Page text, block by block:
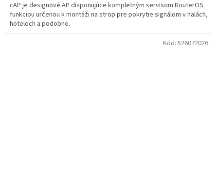
cAP je designové AP disponujúce kompletným servisom RouterOS
funkciou určenou k montáži na strop pre pokrytie signálom v halách,
hoteloch a podobne.
Kód: 526072026